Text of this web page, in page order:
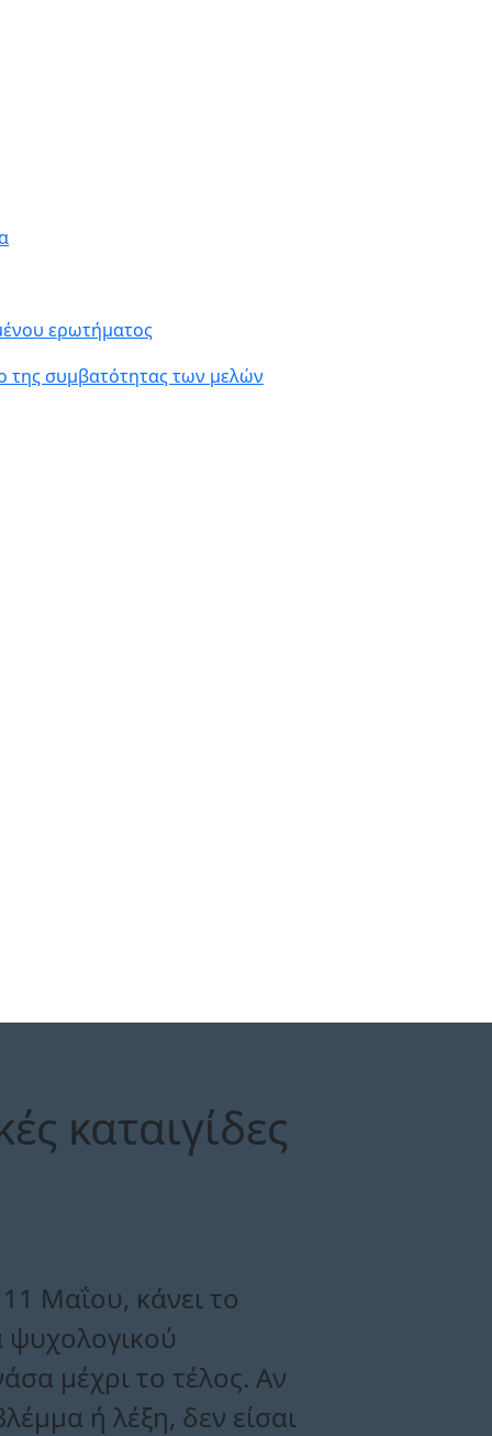
ερωτήματος
της συμβατότητας των μελών
καταιγίδες
Μαΐου, κάνει το
ψυχολογικού
μέχρι το τέλος. Αν
ή λέξη, δεν είσαι